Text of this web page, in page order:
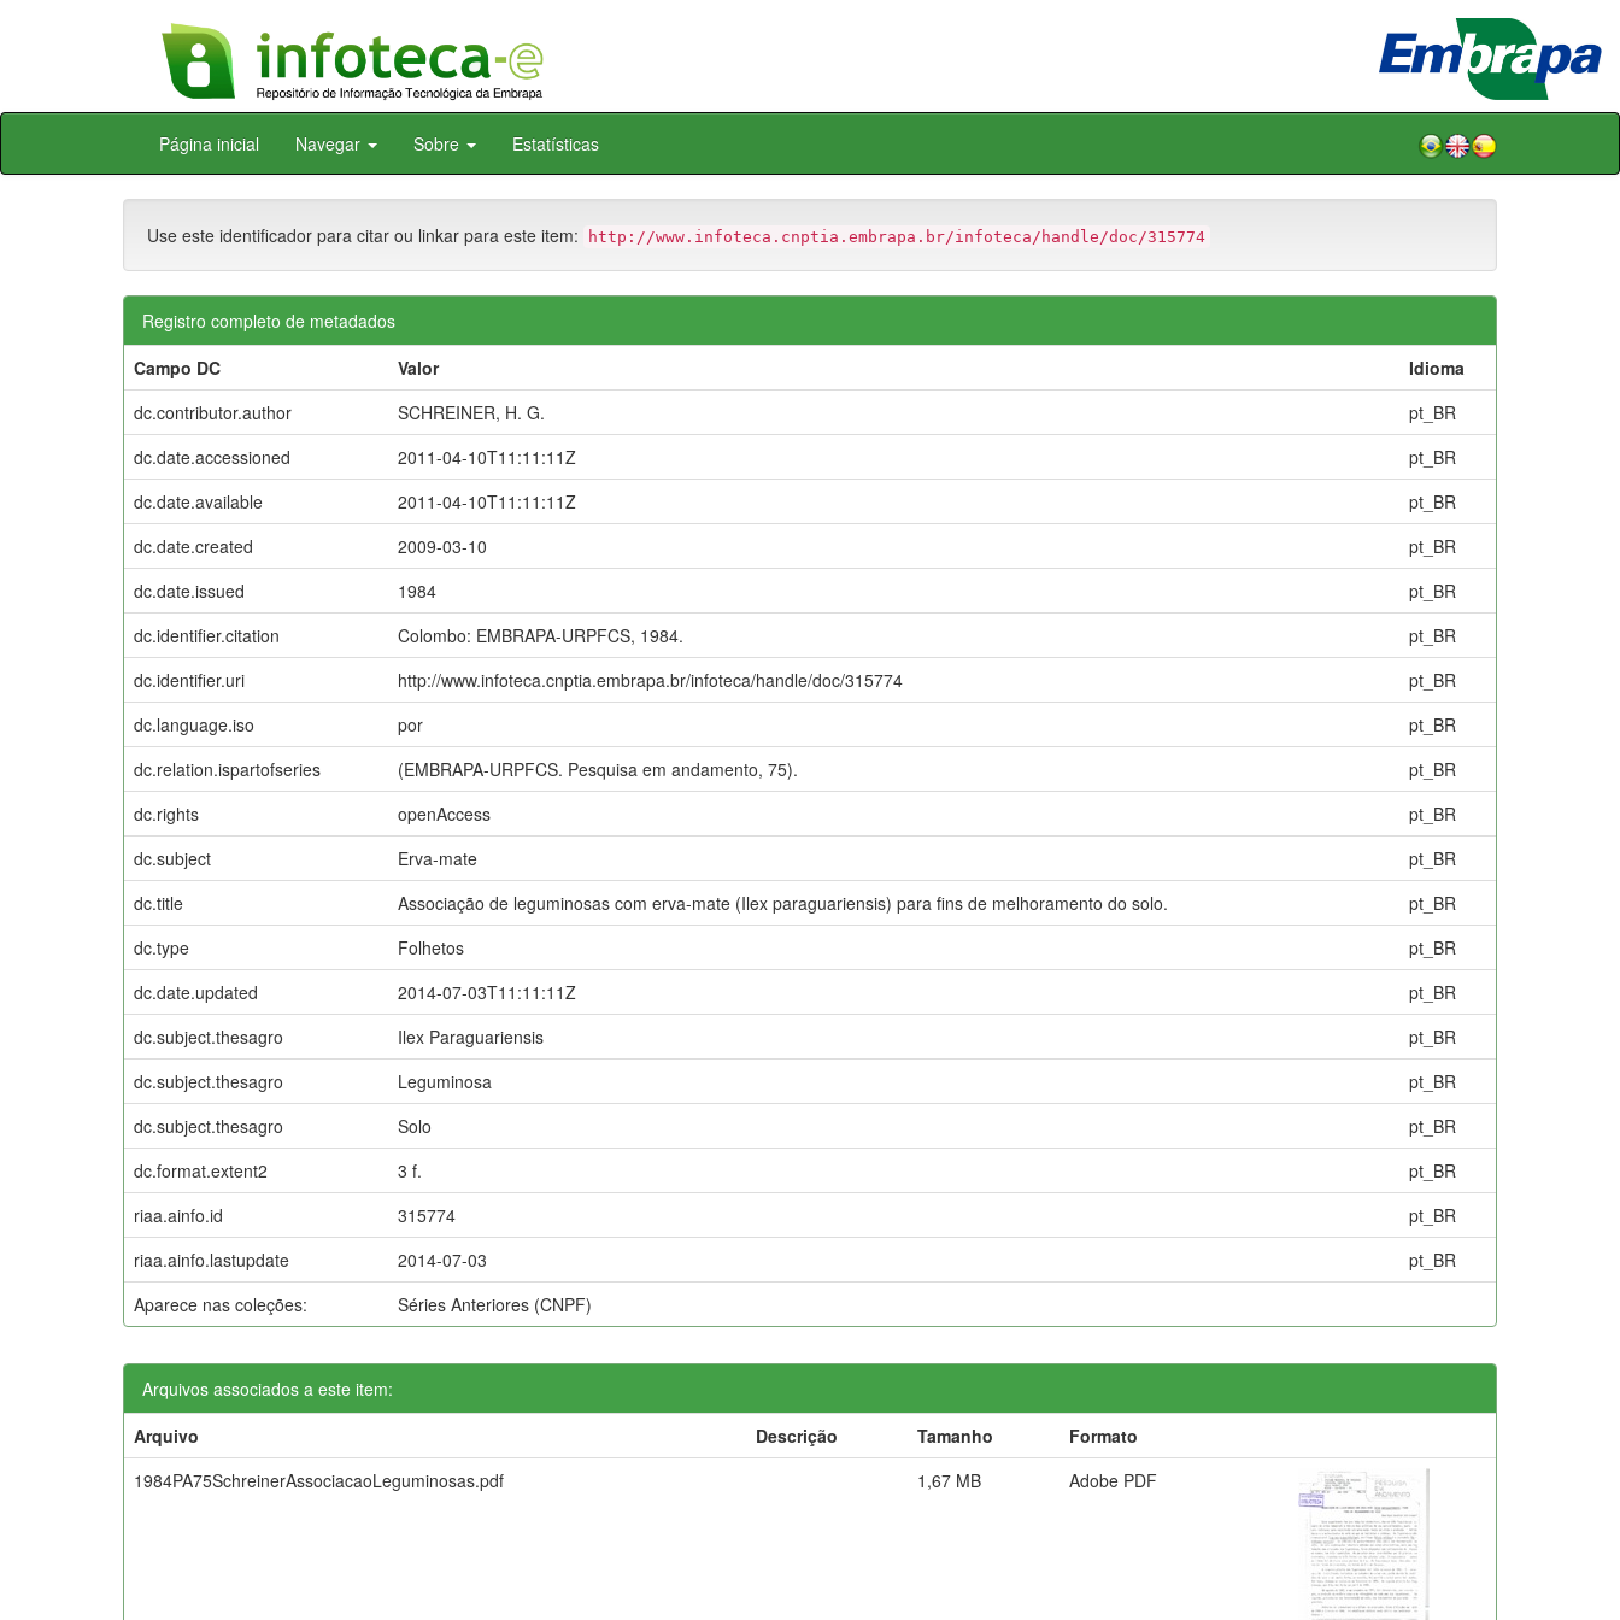
Skip
Página inicial Navegar Sobre Estatísticas
Use este identificador para citar ou linkar para este item: http://www.infoteca.cnptia.embrapa.br/infoteca/handle/doc/315774
Registro completo de metadados
Campo DC
Valor
Idioma
dc.contributor.author
SCHREINER, H. G.
pt_BR
dc.date.accessioned
2011-04-10T11:11:11Z
pt_BR
dc.date.available
2011-04-10T11:11:11Z
pt_BR
dc.date.created
2009-03-10
pt_BR
dc.date.issued
1984
pt_BR
dc.identifier.citation
Colombo: EMBRAPA-URPFCS, 1984.
pt_BR
dc.identifier.uri
http://www.infoteca.cnptia.embrapa.br/infoteca/handle/doc/315774
pt_BR
dc.language.iso
por
pt_BR
dc.relation.ispartofseries
(EMBRAPA-URPFCS. Pesquisa em andamento, 75).
pt_BR
dc.rights
openAccess
pt_BR
dc.subject
Erva-mate
pt_BR
dc.title
Associação de leguminosas com erva-mate (Ilex paraguariensis) para fins de melhoramento do solo.
pt_BR
dc.type
Folhetos
pt_BR
dc.date.updated
2014-07-03T11:11:11Z
pt_BR
dc.subject.thesagro
Ilex Paraguariensis
pt_BR
dc.subject.thesagro
Leguminosa
pt_BR
dc.subject.thesagro
Solo
pt_BR
dc.format.extent2
3 f.
pt_BR
riaa.ainfo.id
315774
pt_BR
riaa.ainfo.lastupdate
2014-07-03
pt_BR
Aparece nas coleções:
Séries Anteriores (CNPF)
Arquivos associados a este item:
Arquivo
Descrição Tamanho
Formato
1984PA75SchreinerAssociacaoLeguminosas.pdf
1,67 MB Adobe PDF